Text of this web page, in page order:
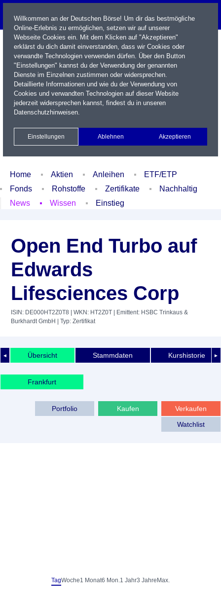
Name / WKN / ISIN / Kürzel
Xetra Realtime
Watchlist Portfolio Login
Home Aktien Anleihen
ETF/ETP
Fonds
Rohstoffe Zertifikate
Nachhaltig
News
Wissen Einstieg
Open End Turbo auf
Edwards
Lifesciences Corp
ISIN: DE000HT2Z0T8 | WKN: HT2Z0T | Emittent: HSBC Trinkaus &
Burkhardt GmbH
| Typ: Zertifikat
◄ ►
Übersicht Stammdaten Kurshistorie
Frankfurt
Verkaufen
Kaufen
Portfolio
Watchlist
TagWoche1 Monat6 Mon.1 Jahr3 Jahre Max.
Willkommen an der Deutschen Börse! Um dir das bestmögliche
Online-Erlebnis zu ermöglichen, setzen wir auf unserer
Webseite Cookies ein. Mit dem Klicken auf "Akzeptieren"
erklärst du dich damit einverstanden, dass wir Cookies oder
verwandte Technologien verwenden dürfen. Über den Button
"Einstellungen" kannst du der Verwendung der genannten
Dienste im Einzelnen zustimmen oder widersprechen.
Detaillierte Informationen und wie du der Verwendung von
Cookies und verwandten Technologien auf dieser Website
jederzeit widersprechen kannst, findest du in unseren
Datenschutzhinweisen.
Einstellungen Ablehnen Akzeptieren